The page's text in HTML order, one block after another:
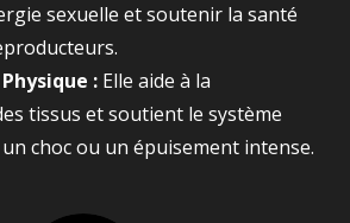
sexuelle et soutenir la santé
: Elle aide à la
tissus et soutient le système
choc ou un épuisement intense.